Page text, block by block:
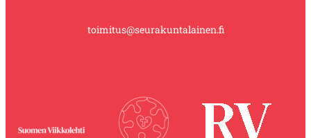
toimitus@seurakuntalainen.fi